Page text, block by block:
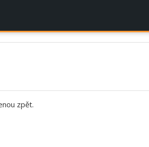
zpět.